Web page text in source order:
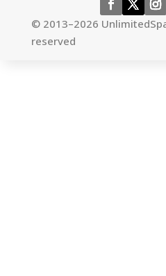
© 2013–2026
reserved